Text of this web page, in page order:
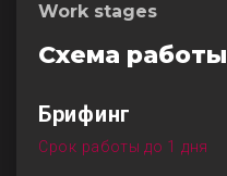
Work stages
Схема работы
Брифинг
Срок работы до 1 дня